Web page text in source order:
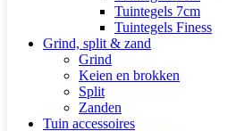
Tuintegels 7cm
Tuintegels Finess
Grind, split & zand
Grind
Keien en brokken
Split
Zanden
Tuin accessoires